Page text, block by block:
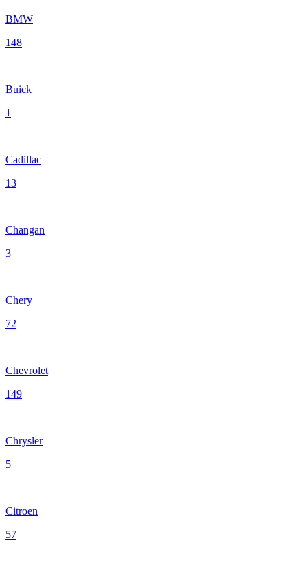
BMW
148
Buick
1
Cadillac
13
Changan
3
Chery
72
Chevrolet
149
Chrysler
5
Citroen
57